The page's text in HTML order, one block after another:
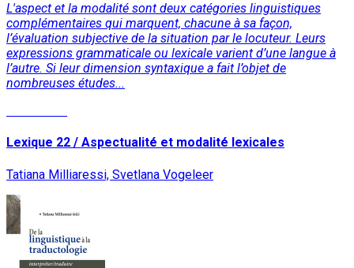
L'aspect et la modalité sont deux catégories linguistiques
complémentaires qui marquent, chacune à sa façon,
l’évaluation subjective de la situation par le locuteur. Leurs
expressions grammaticale ou lexicale varient d’une langue à
l’autre. Si leur dimension syntaxique a fait l’objet de
nombreuses études...
Lexique 22 / Aspectualité et modalité lexicales
Tatiana Milliaressi, Svetlana Vogeleer